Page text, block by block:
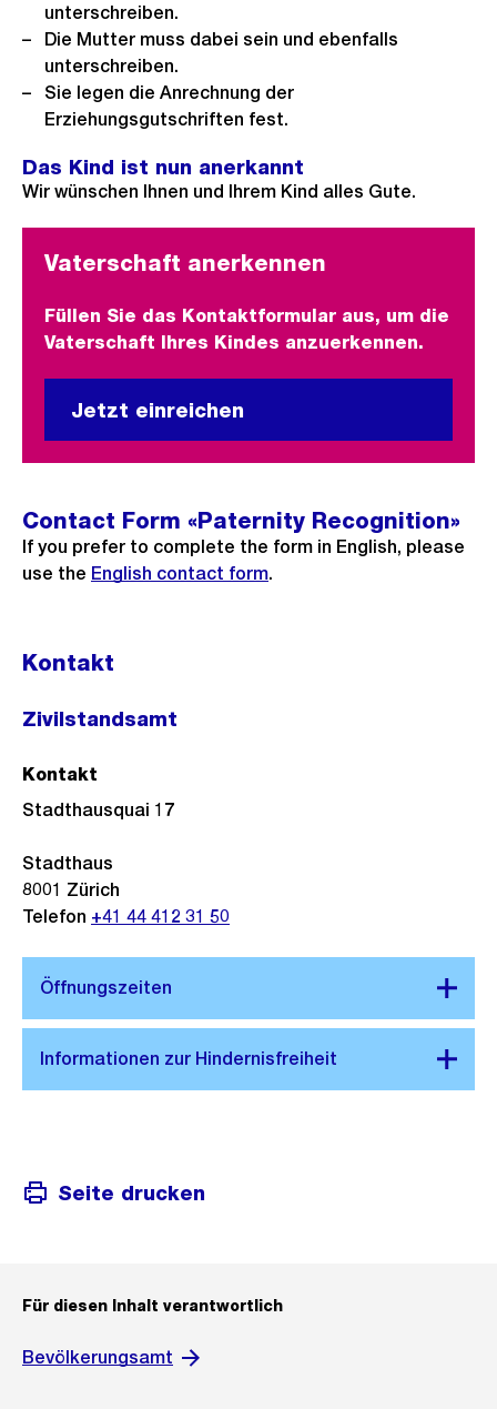
unterschreiben.
Die Mutter muss dabei sein und ebenfalls
unterschreiben.
Sie legen die Anrechnung der
Erziehungsgutschriften fest.
Das Kind ist nun anerkannt
Wir wünschen Ihnen und Ihrem Kind alles Gute.
Vaterschaft anerkennen
Füllen Sie das Kontaktformular aus, um die
Vaterschaft Ihres Kindes anzuerkennen.
Jetzt einreichen
Contact Form «Paternity Recognition»
If you prefer to complete the form in English, please
use the English contact form.
Kontakt
Zivilstandsamt
Kontakt
Stadthausquai 17
Stadthaus
8001 Zürich
Telefon +41 44 412 31 50
Seite drucken
Für diesen Inhalt verantwortlich
Bevölkerungsamt